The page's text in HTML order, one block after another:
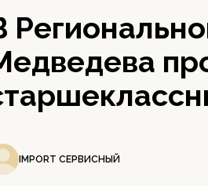
IMPORT СЕРВИСНЫЙ